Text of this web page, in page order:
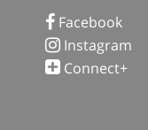
Facebook
Instagram
Connect+